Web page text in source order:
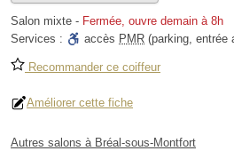
Salon mixte - Fermée, ouvre demain à 8h
Services :
accès PMR (parking, entrée
Recommander ce coiffeur
Améliorer cette fiche
Autres salons à Bréal-sous-Montfort